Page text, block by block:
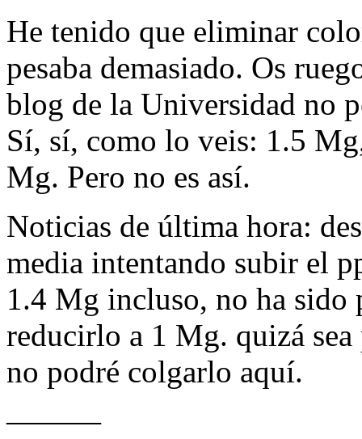
He tenido que eliminar
pesaba demasiado. Os
blog de la Universidad no
Sí, sí, como lo veis: 1.5
Mg. Pero no es así.
Noticias de última hora:
media intentando subir el
1.4 Mg incluso, no ha sido
reducirlo a 1 Mg. quizá
no podré colgarlo aquí.
———